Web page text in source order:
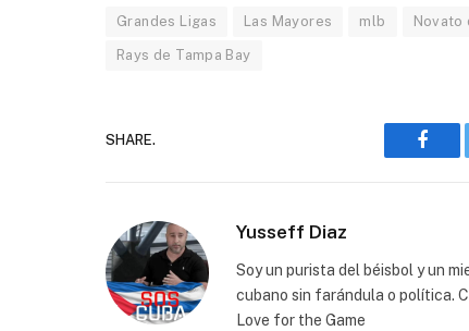
Grandes Ligas Las Mayores mlb Novato
Rays de Tampa Bay
SHARE.
Yusseff Diaz
Soy un purista del béisbol y un
cubano sin farándula o política.
Love for the Game